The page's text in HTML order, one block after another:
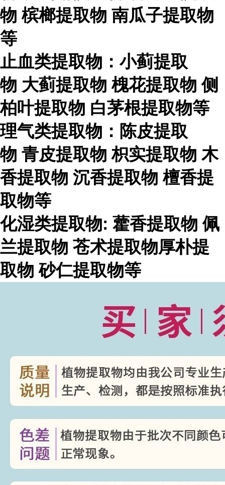
物 槟榔提取物 南瓜子提取物
等
止血类提取物：小蓟提取
物 大蓟提取物 槐花提取物 侧
柏叶提取物 白茅根提取物等
理气类提取物：陈皮提取
物 青皮提取物 枳实提取物 木
香提取物 沉香提取物 檀香提
取物等
化湿类提取物: 藿香提取物 佩
兰提取物 苍术提取物厚朴提
取物 砂仁提取物等